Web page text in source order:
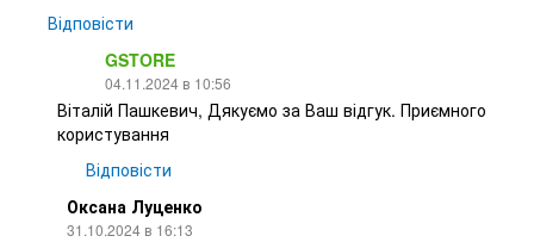
Відповісти
GSTORE
04.11.2024 в 10:56
Віталій Пашкевич, Дякуємо за Ваш відгук. Приємного
користування
Відповісти
Оксана Луценко
31.10.2024 в 16:13